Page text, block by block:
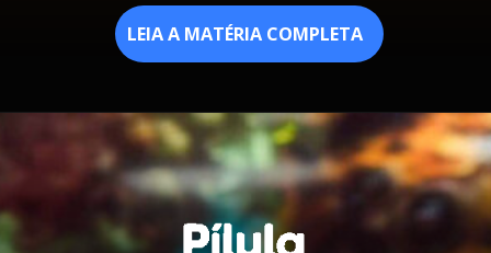
LEIA A MATÉRIA COMPLETA